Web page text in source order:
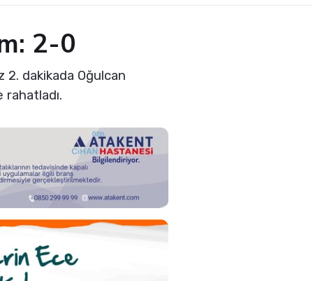
2-0
2. dakikada Oğulcan
rahatladı.